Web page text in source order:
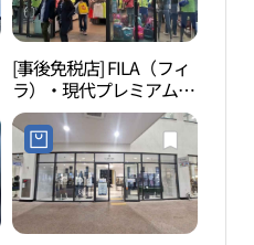
[事後免税店] FILA（フィ
ラ）・現代プレミアムア
ウトレットキンポ（金
浦）店(휠라 현대프리미
엄아울렛 김포점)